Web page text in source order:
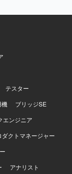
テスター
機
ブリッジSE
エンジニア
ダクトマネージャー
アナリスト